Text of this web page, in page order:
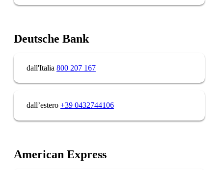
Deutsche Bank
dall'Italia 800 207 167
dall’estero +39 0432744106
American Express